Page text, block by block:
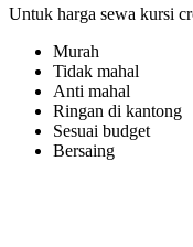
Untuk harga sewa kursi
Murah
Tidak mahal
Anti mahal
Ringan di kantong
Sesuai budget
Bersaing